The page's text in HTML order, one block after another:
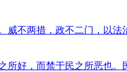
威不两措，政不二门，以法
所好，而禁于民之所恶也